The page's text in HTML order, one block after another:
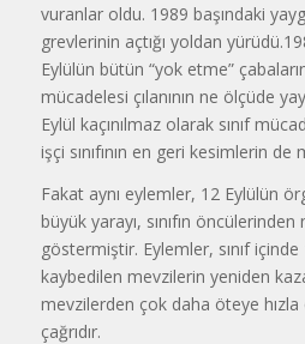
vuranlar oldu. 1989 başındaki
grevlerinin açtığı yoldan
Eylülün bütün “yok etme”
mücadelesi çılanının ne ölçüde
Eylül kaçınılmaz olarak sınıf
işçi sınıfının en geri kesimlerin
Fakat aynı eylemler, 12 Eylülün
büyük yarayı, sınıfın öncülerinden
göstermiştir. Eylemler, sınıf
kaybedilen mevzilerin yeniden
mevzilerden çok daha öteye
çağrıdır.